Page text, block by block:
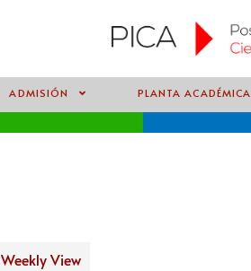
ADMISIÓN PLANTA ACADÉMICA
Weekly View